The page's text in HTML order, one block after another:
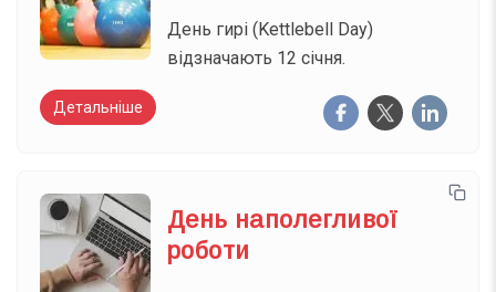
День гирі (Kettlebell Day)
відзначають 12 січня.
Детальніше
День наполегливої
роботи